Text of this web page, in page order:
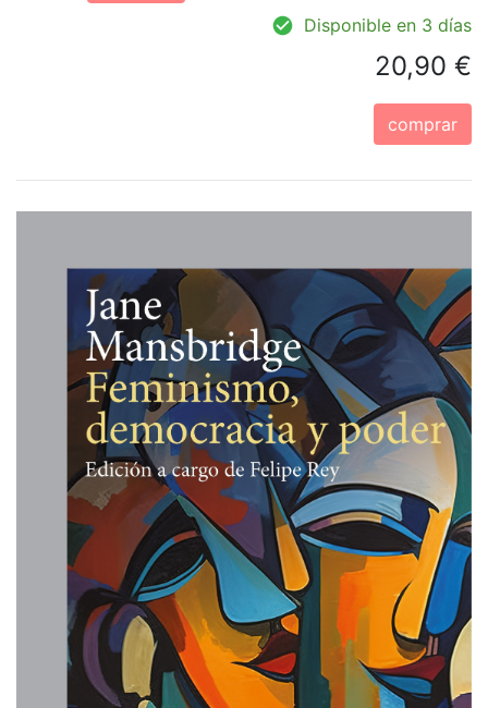
Disponible en 3 días
20,90 €
comprar